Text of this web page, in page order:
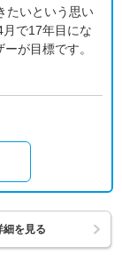
たいという思い
で17年目にな
が目標です。
細を見る